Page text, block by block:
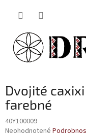
Dvojité
farebné
40Y100009
Priemerné
Neohodnotené